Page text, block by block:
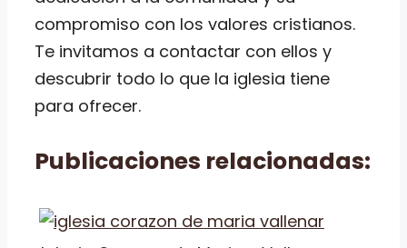
compromiso con los valores cristianos.
Te invitamos a contactar con ellos y
descubrir todo lo que la iglesia tiene
para ofrecer.
Publicaciones relacionadas: